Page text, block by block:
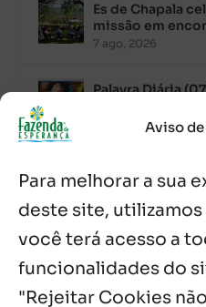
Aviso
Para melhorar a sua
deste site,
você terá acesso a
funcionalidades do
"Rejeitar Cookies
Es de Chapala
missão em
7 ago, 2026
Palavra Diária
Feminina de
com missa e
6 ago, 2026
Boletim JULHO
6 ago, 2026